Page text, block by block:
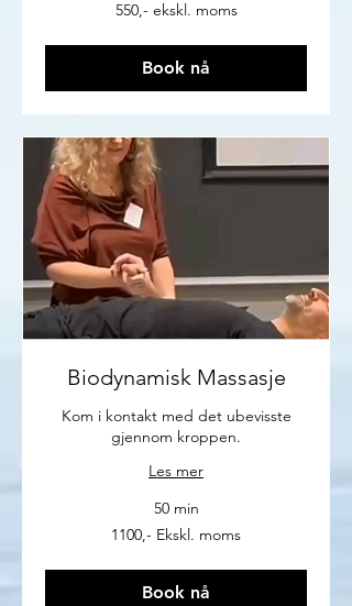
550,- ekskl. moms
Book nå
Biodynamisk Massasje
Kom i kontakt med det ubevisste
gjennom kroppen.
Les mer
50 min
1100,- Ekskl. moms
Book nå